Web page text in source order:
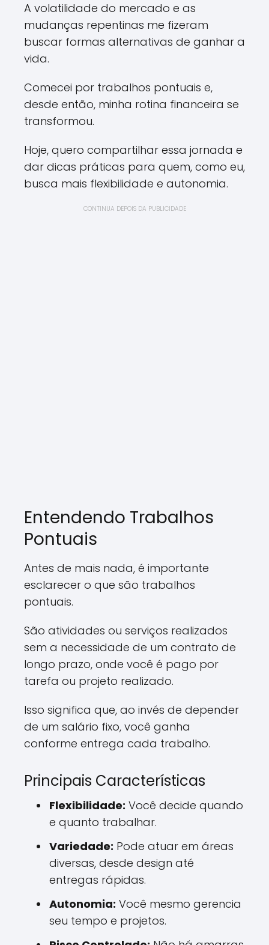
A volatilidade do mercado e as
mudanças repentinas me fizeram
buscar formas alternativas de ganhar a
vida.
Comecei por trabalhos pontuais e,
desde então, minha rotina financeira se
transformou.
Hoje, quero compartilhar essa jornada e
dar dicas práticas para quem, como eu,
busca mais flexibilidade e autonomia.
CONTINUA DEPOIS DA PUBLICIDADE
Entendendo Trabalhos
Pontuais
Antes de mais nada, é importante
esclarecer o que são trabalhos
pontuais.
São atividades ou serviços realizados
sem a necessidade de um contrato de
longo prazo, onde você é pago por
tarefa ou projeto realizado.
Isso significa que, ao invés de depender
de um salário fixo, você ganha
conforme entrega cada trabalho.
Principais Características
Flexibilidade: Você decide quando
e quanto trabalhar.
Variedade: Pode atuar em áreas
diversas, desde design até
entregas rápidas.
Autonomia: Você mesmo gerencia
seu tempo e projetos.